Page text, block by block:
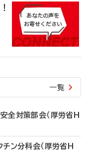
一覧
全対策部会（厚労省H
ン分科会（厚労省H